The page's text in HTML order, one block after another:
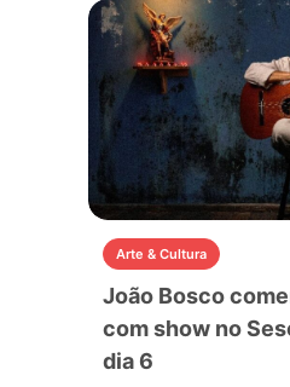
Arte & Cultura
João Bosco
com show no
dia 6